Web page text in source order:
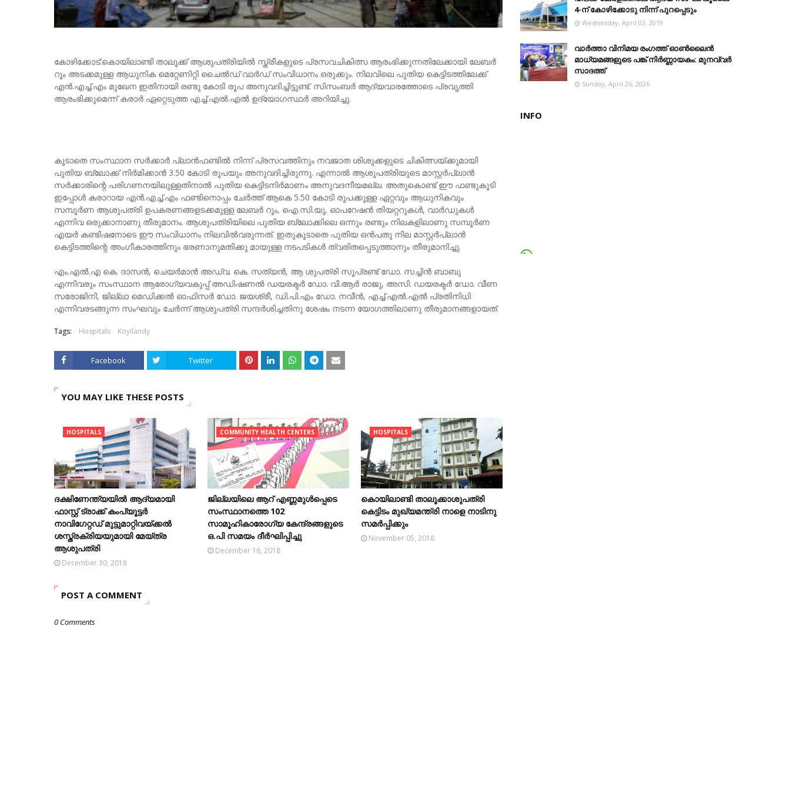
കോഴിക്കോട്:കൊയിലാണ്ടി താലൂക്ക് ആശുപത്രിയില്‍ സ്ത്രീകളുടെ പ്രസവചികിത്സ ആരംഭിക്കുന്നതിലേക്കായി ലേബര്‍
റൂം അടക്കമുള്ള ആധുനിക മെറ്റേണിറ്റി ചൈല്‍ഡ് വാര്‍ഡ് സംവിധാനം ഒരുക്കും. നിലവിലെ പുതിയ കെട്ടിടത്തിലേക്ക്
എന്‍.എച്ച്.എം മുഖേന ഇതിനായി രണ്ടു കോടി രൂപ അനുവദിച്ചിട്ടുണ്ട്. സിസംബര്‍ ആദ്യവാരത്തോടെ പ്രവൃത്തി
ആരംഭിക്കുമെന്ന് കരാര്‍ ഏറ്റെടുത്ത എച്ച്.എല്‍.എല്‍ ഉദ്യോഗസ്ഥര്‍ അറിയിച്ചു.
കൂടാതെ സംസ്ഥാന സര്‍ക്കാര്‍ പ്ലാന്‍ഫണ്ടില്‍ നിന്ന് പ്രസവത്തിനും നവജാത ശിശുക്കളുടെ ചികിത്സയ്ക്കുമായി
പുതിയ ബ്ലോക്ക് നിര്‍മിക്കാന്‍ 3.50 കോടി രൂപയും അനുവദിച്ചിരുന്നു. എന്നാല്‍ ആശുപത്രിയുടെ മാസ്റ്റര്‍പ്ലാന്‍
സര്‍ക്കാരിന്റെ പരിഗണനയിലുള്ളതിനാല്‍ പുതിയ കെട്ടിടനിര്‍മാണം അനുവദനീയമല്ല. അതുകൊണ്ട് ഈ ഫണ്ടുകൂടി
ഇപ്പോള്‍ കരാറായ എന്‍.എച്ച്.എം ഫണ്ടിനൊപ്പം ചേര്‍ത്ത് ആകെ 5.50 കോടി രൂപക്കുള്ള ഏറ്റവും ആധുനികവും
സമ്പൂര്‍ണ ആശുപത്രി ഉപകരണങ്ങളടക്കമുള്ള ലേബര്‍ റൂം, ഐ.സി.യു, ഓപറേഷന്‍ തിയറ്ററുകള്‍, വാര്‍ഡുകള്‍
എന്നിവ ഒരുക്കാനാണു തീരുമാനം. ആശുപത്രിയിലെ പുതിയ ബ്ലോക്കിലെ ഒന്നും രണ്ടും നിലകളിലാണു സമ്പൂര്‍ണ
എയര്‍ കണ്ടിഷനോടെ ഈ സംവിധാനം നിലവില്‍വരുന്നത്. ഇതുകൂടാതെ പുതിയ ഒന്‍പതു നില മാസ്റ്റര്‍പ്ലാന്‍
കെട്ടിടത്തിന്റെ അംഗീകാരത്തിനും ഭരണാനുമതിക്കു മായുള്ള നടപടികള്‍ ത്വരിതപ്പെടുത്താനും തീരുമാനിച്ചു.
എം.എല്‍.എ കെ. ദാസന്‍, ചെയര്‍മാന്‍ അഡ്വ. കെ. സത്യന്‍, ആ ശുപത്രി സൂപ്രണ്ട് ഡോ. സച്ചിന്‍ ബാബു
എന്നിവരും സംസ്ഥാന ആരോഗ്യവകുപ്പ് അഡിഷണല്‍ ഡയരക്ടര്‍ ഡോ. വി.ആര്‍ രാജു, അസി. ഡയരക്ടര്‍ ഡോ. വീണ
സരോജിനി, ജില്ലാ മെഡിക്കല്‍ ഓഫിസര്‍ ഡോ. ജയശ്രീ, ഡി.പി.എം ഡോ. നവീന്‍, എച്ച്.എല്‍.എല്‍ പ്രതിനിധി
എന്നിവരടങ്ങുന്ന സംഘവും ചേര്‍ന്ന് ആശുപത്രി സന്ദര്‍ശിച്ചതിനു ശേഷം നടന്ന യോഗത്തിലാണു തീരുമാനങ്ങളായത്.
Tags: Hospitals Koyilandy
Facebook Twitter
YOU MAY LIKE THESE POSTS
HOSPITALS
ദക്ഷിണേന്ത്യയിൽ ആദ്യമായി
ഫാസ്റ്റ് ട്രാക്ക് കംപ്യൂട്ടർ
നാവിഗേറ്റഡ് മുട്ടുമാറ്റിവയ്ക്കൽ
ശസ്ത്രക്രിയയുമായി മേയ്‌ത്ര
ആശുപത്രി
December 30, 2018
COMMUNITY HEALTH CENTERS
ജില്ലയിലെ ആറ് എണ്ണമുൾപ്പെടെ
സംസ്ഥാനത്തെ 102
സാമൂഹികാരോഗ്യ കേന്ദ്രങ്ങളുടെ
ഒ.പി സമയം ദീർഘിപ്പിച്ചു
December 16, 2018
HOSPITALS
കൊയിലാണ്ടി താലൂക്കാശുപത്രി
കെട്ടിടം മുഖ്യമന്ത്രി നാളെ നാടിനു
സമർപ്പിക്കും
November 05, 2018
POST A COMMENT
0 Comments
4-ന് കോഴിക്കോടു നിന്ന് പുറപ്പെടും
Wednesday, April 03, 2019
വാർത്താ വിനിമയ രംഗത്ത് ഓൺലൈൻ
മാധ്യമങ്ങളുടെ പങ്ക് നിർണ്ണായകം: മുനവ്വർ
സാദത്ത്
Sunday, April 26, 2026
INFO